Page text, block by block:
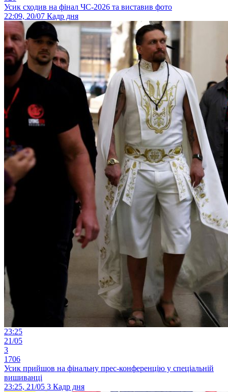
Усик сходив на фінал ЧС-2026 та виставив фото
22:09, 20/07 Кадр дня
23:25
21/05
3
1706
Усик прийшов на фінальну прес-конференцію у спеціальній
вишиванці
23:25, 21/05 3 Кадр дня